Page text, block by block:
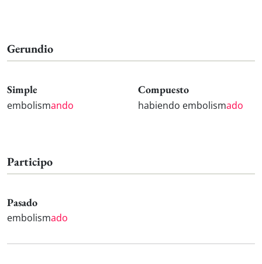
Gerundio
Simple
embolismando
Compuesto
habiendo embolismado
Participo
Pasado
embolismado